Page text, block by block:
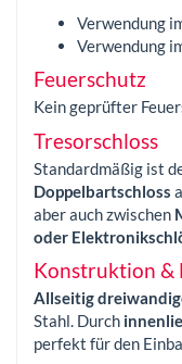
Verwendung
Verwendung
Feuerschutz
Kein geprüfter
Tresorschloss
Standardmäßig ist
Doppelbartschloss
aber auch zwischen
oder
Konstruktion &
Allseitig
Stahl. Durch
perfekt für den